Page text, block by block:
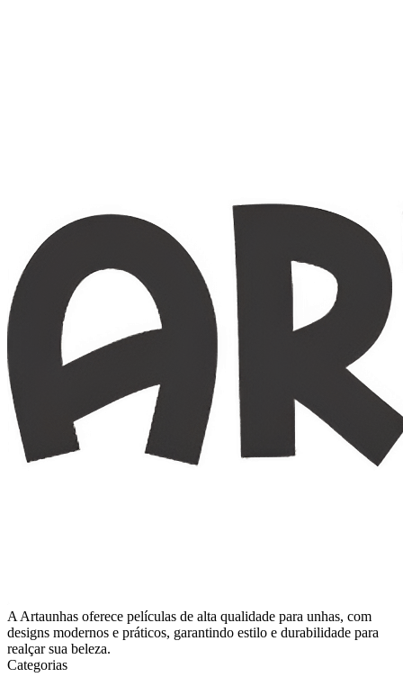
A Artaunhas oferece películas de alta qualidade para unhas, com
designs modernos e práticos, garantindo estilo e durabilidade para
realçar sua beleza.
Categorias